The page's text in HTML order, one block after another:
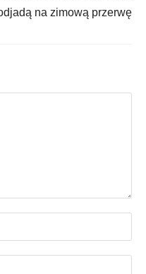
na zimową przerwę